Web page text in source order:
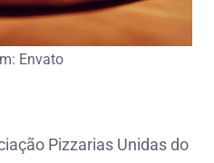
Envato
Pizzarias Unidas do